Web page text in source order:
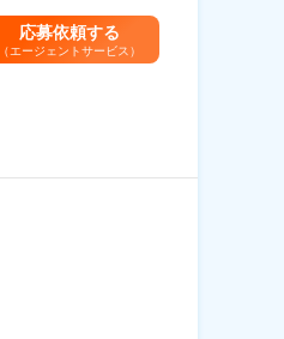
応募依頼する
（エージェントサービス）